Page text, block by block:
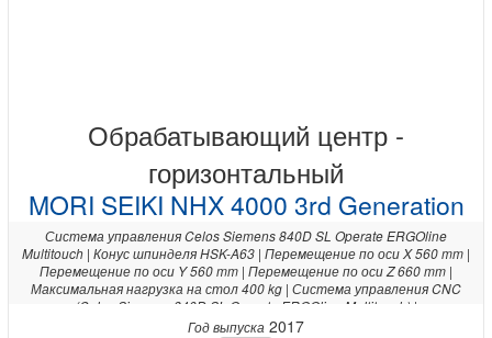
Обрабатывающий центр -
горизонтальный
MORI SEIKI NHX 4000 3rd Generation
Система управления Celos Siemens 840D SL Operate ERGOline
Multitouch | Конус шпинделя HSK-A63 | Перемещение по оси X 560 mm |
Перемещение по оси Y 560 mm | Перемещение по оси Z 660 mm |
Максимальная нагрузка на стол 400 kg | Система управления CNC
(Celos Siemens 840D SL Operate ERGOline Multitouch) |
Год выпуска 2017